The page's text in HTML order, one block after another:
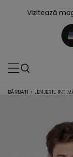
Vizitează
BĂRBAȚI > LENJERIE